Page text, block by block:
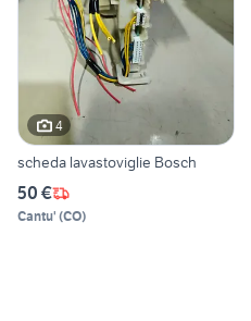
4
scheda lavastoviglie Bosch
50 €
Cantu' (CO)